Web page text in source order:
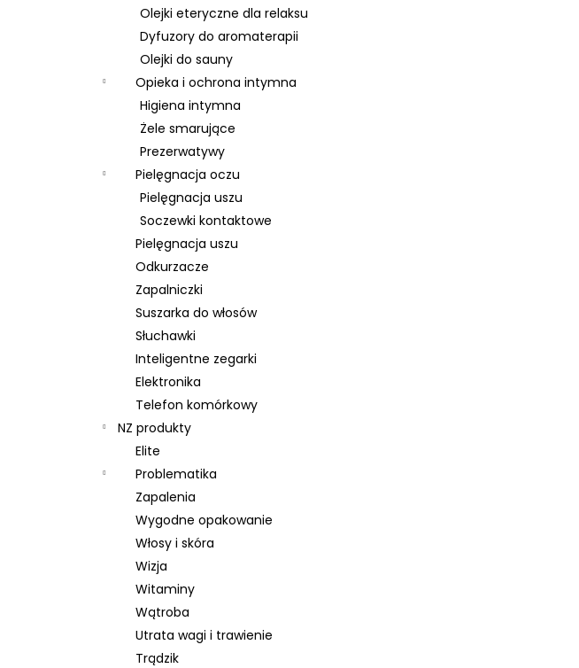
Olejki eteryczne dla relaksu
Dyfuzory do aromaterapii
Olejki do sauny
Opieka i ochrona intymna
Higiena intymna
Żele smarujące
Prezerwatywy
Pielęgnacja oczu
Pielęgnacja uszu
Soczewki kontaktowe
Pielęgnacja uszu
Odkurzacze
Zapalniczki
Suszarka do włosów
Słuchawki
Inteligentne zegarki
Elektronika
Telefon komórkowy
NZ produkty
Elite
Problematika
Zapalenia
Wygodne opakowanie
Włosy i skóra
Wizja
Witaminy
Wątroba
Utrata wagi i trawienie
Trądzik